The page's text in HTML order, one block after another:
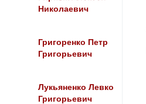
Николаевич
Григоренко Петр
Григорьевич
Лукьяненко Левко
Григорьевич